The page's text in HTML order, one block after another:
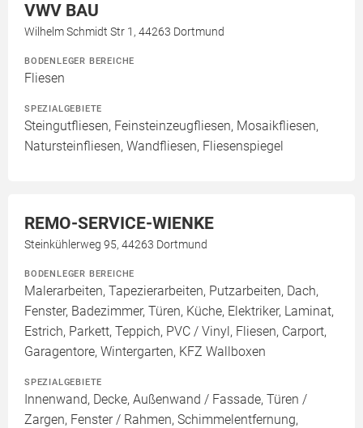
VWV BAU
Wilhelm Schmidt Str 1, 44263 Dortmund
BODENLEGER BEREICHE
Fliesen
SPEZIALGEBIETE
Steingutfliesen, Feinsteinzeugfliesen, Mosaikfliesen,
Natursteinfliesen, Wandfliesen, Fliesenspiegel
REMO-SERVICE-WIENKE
Steinkühlerweg 95, 44263 Dortmund
BODENLEGER BEREICHE
Malerarbeiten, Tapezierarbeiten, Putzarbeiten, Dach,
Fenster, Badezimmer, Türen, Küche, Elektriker, Laminat,
Estrich, Parkett, Teppich, PVC / Vinyl, Fliesen, Carport,
Garagentore, Wintergarten, KFZ Wallboxen
SPEZIALGEBIETE
Innenwand, Decke, Außenwand / Fassade, Türen /
Zargen, Fenster / Rahmen, Schimmelentfernung,